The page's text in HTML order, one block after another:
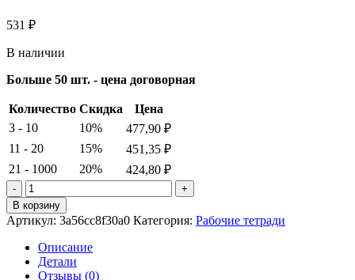
531 ₽
В наличии
Больше 50 шт. - цена договорная
Количество Скидка
Цена
3 - 10
10% 477,90 ₽
11 - 20
15% 451,35 ₽
21 - 1000
20% 424,80 ₽
Количество
товара
Биология.
Человек.
Рабочая
тетрадь.
9
В корзину
Артикул: 3a56cc8f30a0 Категория: Рабочие тетради
Описание
Детали
Отзывы (0)